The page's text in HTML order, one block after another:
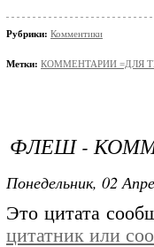
Рубрики: Комментики
Метки: КОММЕНТАРИИ =ДЛЯ
ФЛЕШ -
Понедельник, 02
Это цитата
цитатник или